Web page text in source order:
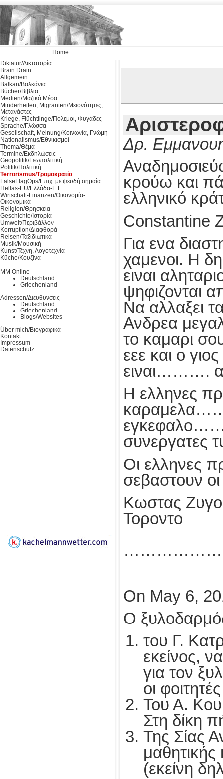
Home
Diktatur/Δικτατορία
Brain Drain
Allgemein
Balkan/Βαλκάνια
Bücher/Βιβλια
Medien/Μαζικά Μέσα
Minderheiten, Migranten/Μειονότητες,
Μετανάστες
Kriege, Flüchtlinge/Πόλεμοι, Φυγάδες
Sprache/Γλώσσα
Gesellschaft, Meinung/Κοινωνία, Γνώμη
Nationalismus/Εθνικισμοί
Thema/Θέμα
Termine/Εκδηλώσεις
Geopolitik/Γεωπολιτική
Politik/Πολιτική
Terrorismus/Τρομοκρατία
FalseFlagOps/Επιχ. με ψευδή σημαία
Hellas-EU/Ελλάδα-Ε.Ε.
Wirtschaft-Finanzen/Οικονομία-
Οικονομικά
Religion/Θρησκεία
Geschichte/Ιστορία
Umwelt/Περιβάλλον
Korruption/Διαφθορά
Reisen/Ταξιδιωτικά
Musik/Μουσική
Kunst/Τέχνη, Λογοτεχνία
Küche/Κουζίνα
MM Online
Deutschland
Griechenland
Adressen/Διευθυνσεις
Deutschland
Griechenland
Blogs/Websites
Über mich/Βιογραφικά
Kontakt
Impressum
Datenschutz
Δρ.
κρούω και
ελληνικό
Constantine
Για ενα
χαμενοι. Η
ειναι
ψηφιζονται
Να αλλαξει
Ανδρεα
το καμαρι
εεε και ο
ειναι……….
Η ελληνες
καραμελα…….
συνεργατες
Οι ελληνες
σεβαστουν
Κωστας
On May 6,
Ο
του Γ.
εκείνος,
για τον
οι
Του Α.
Στη δίκη
Της Σίας
(εκείνη